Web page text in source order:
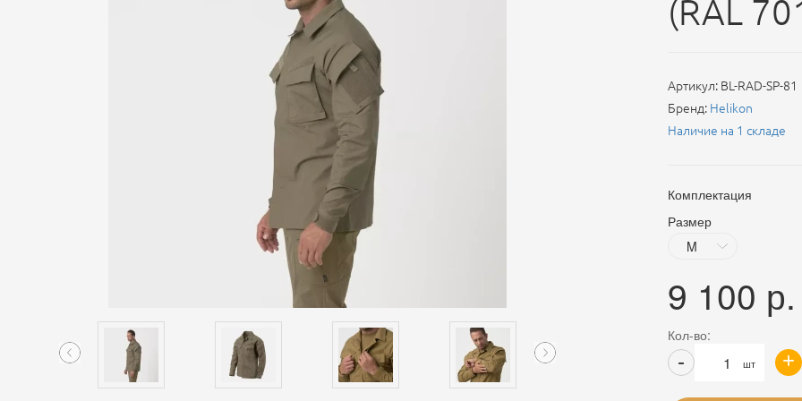
(RAL
Артикул: BL-RAD-SP-81
Бренд: Helikon
Наличие на 1 складе
Комплектация
Размер
9 100 р.
Кол-во:
шт +
-